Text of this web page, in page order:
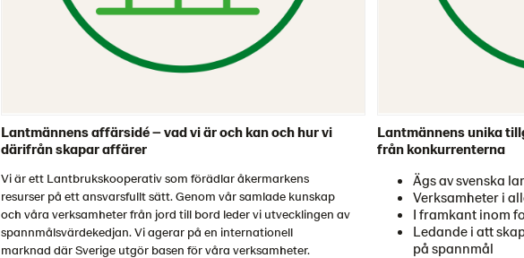
Lantmännens affärsidé – vad vi är och kan och hur vi
därifrån skapar affärer
Vi är ett Lantbrukskooperativ som förädlar åkermarkens
resurser på ett ansvarsfullt sätt. Genom vår samlade kunskap
och våra verksamheter från jord till bord leder vi utvecklingen av
spannmålsvärdekedjan. Vi agerar på en internationell
marknad där Sverige utgör basen för våra verksamheter.
Lantmännens unika
från konkurrenterna
Ägs av svenska
Verksamheter i
I framkant inom
Ledande i att
på spannmål